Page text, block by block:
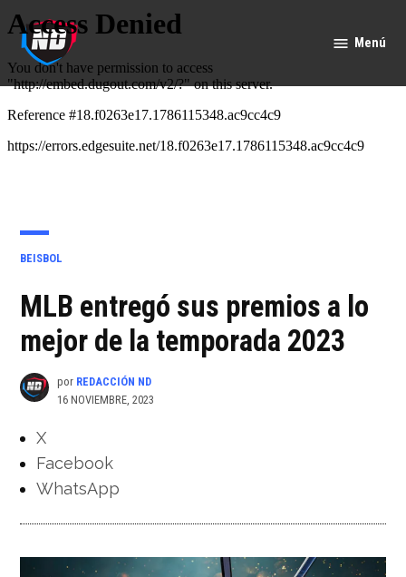
Saltar
al
contenido
Deportes
Menú
PUBLICADO
BEISBOL
MLB entregó sus premios a lo
mejor de la temporada 2023
por REDACCIÓN ND
16 NOVIEMBRE, 2023
X
Facebook
WhatsApp